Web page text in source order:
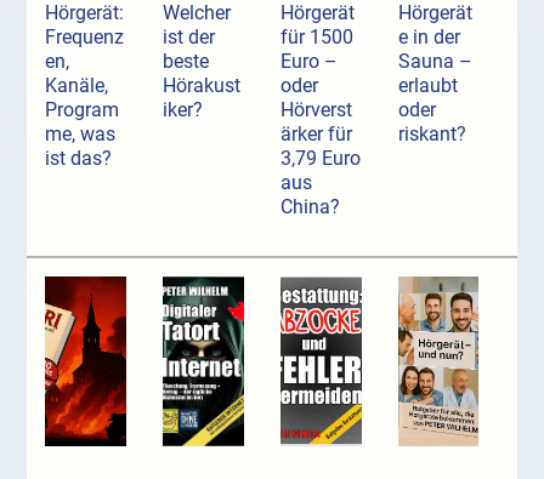
Hörgerät:
Frequenz
en,
Kanäle,
Program
me, was
ist das?
Welcher
ist der
beste
Hörakust
iker?
Hörgerät
für 1500
Euro –
oder
Hörverst
ärker für
3,79 Euro
aus
China?
Hörgerät
e in der
Sauna –
erlaubt
oder
riskant?